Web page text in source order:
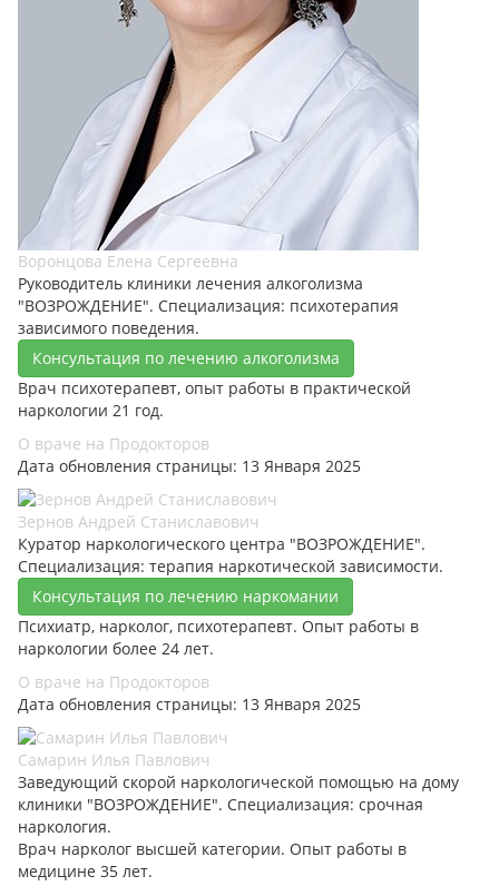
Воронцова Елена Сергеевна
Руководитель клиники лечения алкоголизма
"ВОЗРОЖДЕНИЕ". Специализация: психотерапия
зависимого поведения.
Консультация по лечению алкоголизма
Врач психотерапевт, опыт работы в практической
наркологии 21 год.
О враче на Продокторов
Дата обновления страницы: 13 Января 2025
Зернов Андрей Станиславович
Куратор наркологического центра "ВОЗРОЖДЕНИЕ".
Специализация: терапия наркотической зависимости.
Консультация по лечению наркомании
Психиатр, нарколог, психотерапевт. Опыт работы в
наркологии более 24 лет.
О враче на Продокторов
Дата обновления страницы: 13 Января 2025
Самарин Илья Павлович
Заведующий скорой наркологической помощью на дому
клиники "ВОЗРОЖДЕНИЕ". Специализация: срочная
наркология.
Врач нарколог высшей категории. Опыт работы в
медицине 35 лет.